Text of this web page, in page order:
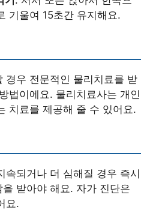
기울여 15초간 유지해요.
경우 전문적인 물리치료를 받
법이에요. 물리치료사는 개인
치료를 제공해 줄 수 있어요.
속되거나 더 심해질 경우 즉시
받아야 해요. 자가 진단은
요.